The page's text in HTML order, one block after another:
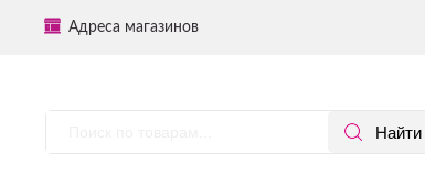
Адреса магазинов